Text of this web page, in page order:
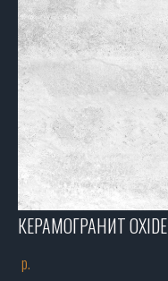
КЕРАМОГРАНИТ OXIDE
р.